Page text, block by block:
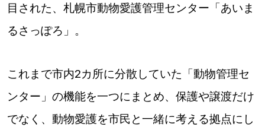
パートナーメディア Sitakkeパートナー
情報提供・お問い合わせ 利用規約
目された、札幌市動物愛護管理センター「あいま
るさっぽろ」。
これまで市内2カ所に分散していた「動物管理セ
ンター」の機能を一つにまとめ、保護や譲渡だけ
でなく、動物愛護を市民と一緒に考える拠点にし